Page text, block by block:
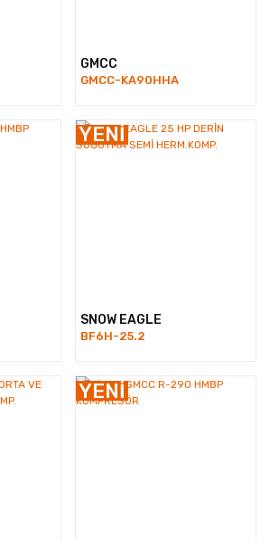
GMCC
GMCC-KA90HHA
YENİ
SNOW EAGLE
BF6H-25.2
YENİ